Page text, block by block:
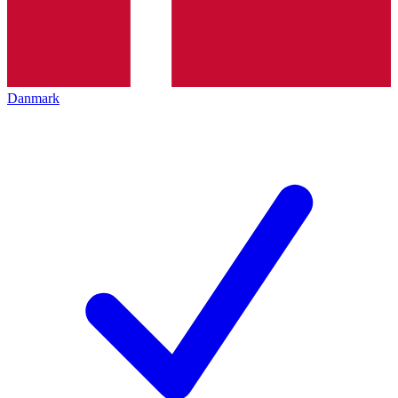
Danmark